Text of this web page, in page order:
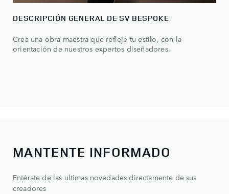
DESCRIPCIÓN GENERAL DE SV BESPOKE
Crea una obra maestra que refleje tu estilo, con la
orientación de nuestros expertos diseñadores.
MANTENTE INFORMADO
Entérate de las ultimas novedades directamente de sus
creadores